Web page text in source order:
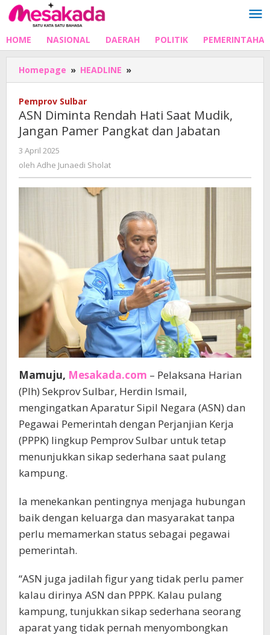
Lewati
ke
HOME NASIONAL DAERAH POLITIK
Homepage » HEADLINE »
Diminta
Saat
Mudik,
Pemprov Sulbar
ASN Diminta Rendah Hati Saat Mudik,
Jangan Pamer Pangkat dan Jabatan
3 April 2025
Adhe
oleh Adhe Junaedi Sholat
Mamuju, Mesakada.com – Pelaksana Harian
(Plh) Sekprov Sulbar, Herdin Ismail,
mengingatkan Aparatur Sipil Negara (ASN) dan
Pegawai Pemerintah dengan Perjanjian Kerja
(PPPK) lingkup Pemprov Sulbar untuk tetap
menunjukkan sikap sederhana saat pulang
kampung.
Ia menekankan pentingnya menjaga hubungan
baik dengan keluarga dan masyarakat tanpa
perlu memamerkan status sebagai pegawai
pemerintah.
“ASN juga jadilah figur yang tidak perlu pamer
kalau dirinya ASN dan PPPK. Kalau pulang
kampung, tunjukkan sikap sederhana seorang
aparat yang tidak pernah menyombongkan